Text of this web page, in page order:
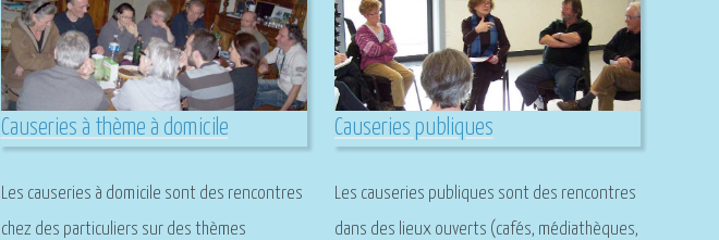
Causeries à thème à domicile
Les causeries à domicile sont des rencontres
chez des particuliers sur des thèmes
Causeries publiques
Les causeries publiques sont des rencontres
dans des lieux ouverts (cafés, médiathèques,